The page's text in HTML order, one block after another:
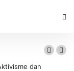
dan